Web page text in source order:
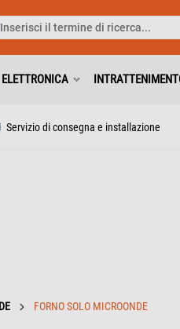
ELETTRONICA
Servizio di consegna e installazione
FORNO SOLO MICROONDE